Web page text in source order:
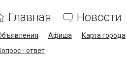
Главная Новости
Афиша Карта города
- ответ